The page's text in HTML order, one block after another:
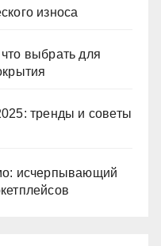
износа
выбрать для
тренды и советы
исчерпывающий